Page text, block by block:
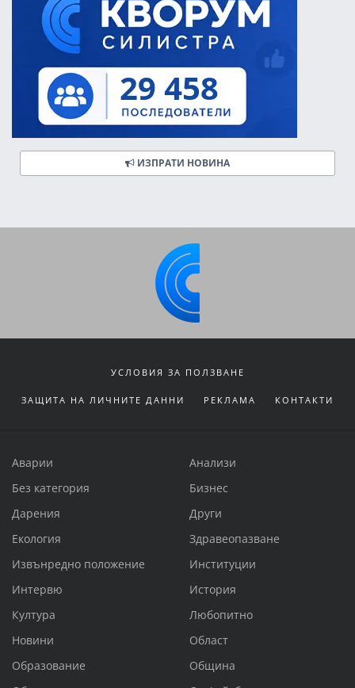
ИЗПРАТИ НОВИНА
УСЛОВИЯ ЗА ПОЛЗВАНЕ
ЗАЩИТА НА ЛИЧНИТЕ ДАННИ РЕКЛАМА КОНТАКТИ
Аварии
Анализи
Без категория
Бизнес
Дарения
Други
Екология
Здравеопазване
Извънредно положение
Институции
Интервю
История
Култура
Любопитно
Новини
Област
Образование
Община